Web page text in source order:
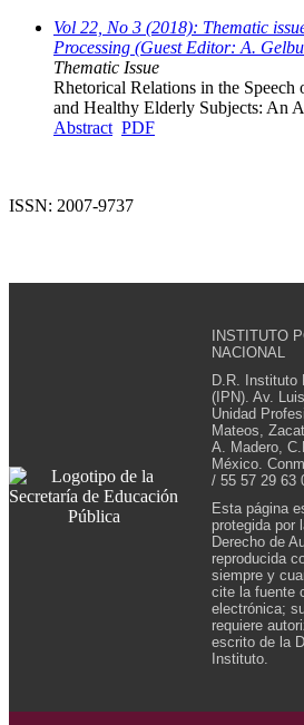
Vol 22, No 3 (2018): Thematic
Processing (Guest Editor: A.
Thematic Issue
Rhetorical Relations in the Speech
and Healthy Elderly Subjects: An
Abstract PDF
ISSN: 2007-9737
INSTITUTO
NACIONAL
D.R. Instituto
(IPN). Av.
Unidad
Mateos,
A. Madero,
México.
/ 55 57 29 63
Esta página
protegida por
Derecho de
reproducida
siempre y
cite la fuente
electrónica;
requiere
escrito de la
Instituto.